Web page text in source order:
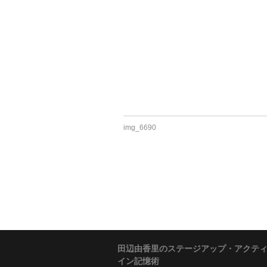
img_6690
田辺由香里のステージアップ・アクテ
イン記憶術